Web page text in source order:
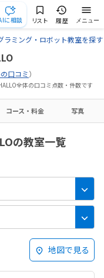
に相談 リスト 履歴 メニュー
ラミング・ロボット教室を探す
口コミ）
全体の口コミ点数・件数です
コース・料金 写真
の教室一覧
地図で見る